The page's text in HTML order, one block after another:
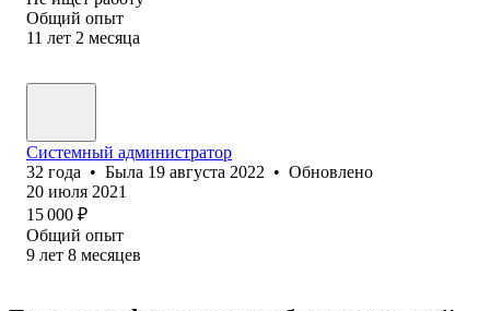
Общий опыт
11 лет 2 месяца
Системный администратор
32 года • Была 19 августа 2022 • Обновлено
20 июля 2021
15 000 ₽
Общий опыт
9 лет 8 месяцев